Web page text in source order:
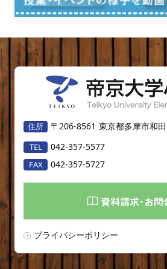
〒206-8561 東京都多摩市和
042-357-5577
042-357-5727
資料請求･お問
プライバシーポリシー